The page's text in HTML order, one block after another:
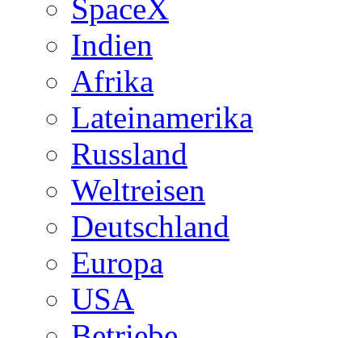
SpaceX
Indien
Afrika
Lateinamerika
Russland
Weltreisen
Deutschland
Europa
USA